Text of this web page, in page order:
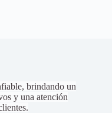
brindando un
y una atención